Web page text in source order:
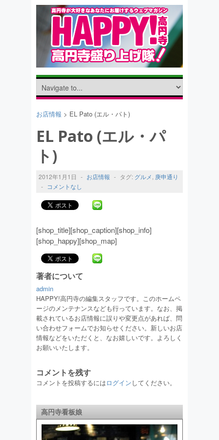
お店情報 > EL Pato (エル・パト)
EL Pato (エル・パ
ト)
2012年1月1日 - お店情報 - タグ: グルメ, 庚申通り
- コメントなし
[shop_title][shop_caption][shop_info]
[shop_happy][shop_map]
著者について
admin
HAPPY!高円寺の編集スタッフです。このホームペ
ージのメンテナンスなども行っています。なお、掲
載されているお店情報に誤りや変更点があれば、問
い合わせフォームでお知らせください。新しいお店
情報などをいただくと、なお嬉しいです。よろしく
お願いいたします。
コメントを残す
コメントを投稿するにはログインしてください。
高円寺看板娘